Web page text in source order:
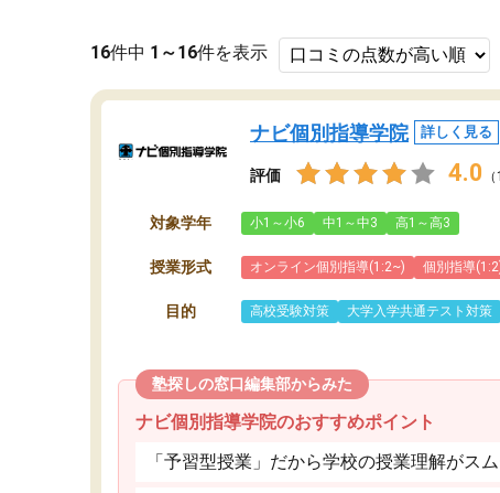
16件中 1～16件を表示
ナビ個別指導学院 詳しく見る
評価 4.0
対象学年 小1～小6 中1～中3 高1～高3
授業形式 オンライン個別指導(1:2~) 個別指導
目的 高校受験対策 大学入学共通テスト対策
塾探しの窓口編集部からみた
ナビ個別指導学院のおすすめポイント
「予習型授業」だから学校の授業理解がスム